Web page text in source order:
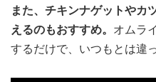
また、チキンナゲットやカ
えるのもおすすめ。 オムラ
するだけで、いつもとは違